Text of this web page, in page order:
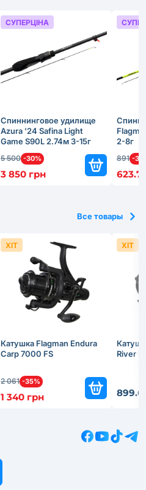
Спиннинговое удилище
Azura '24 Safina Light
Game S90L 2.74м 3-15г
5 500 -30%
3 850 грн
СУПЕРЦІНА
2-8г
891 -
623.7
Все товары
Катушка Flagman Endura
Carp 7000 FS
2 061 -35%
1 340 грн
ХІТ
River
899.6
ХІТ